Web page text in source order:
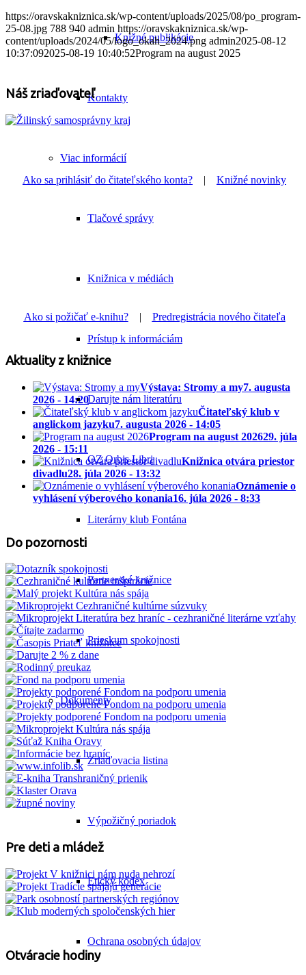
Knižné publikácie
Kontakty
Viac informácií
Tlačové správy
Knižnica v médiách
Prístup k informáciám
Darujte nám literatúru
OZ Orbis Libri
Literárny klub Fontána
Partnerské knižnice
Prieskum spokojnosti
Dokumenty
Zriaďovacia listina
Výpožičný poriadok
Etický kódex
Ochrana osobných údajov
https://oravskakniznica.sk/wp-content/uploads/2025/08/po_program-
25-08.jpg 788 940 admin https://oravskakniznica.sk/wp-
content/uploads/2024/05/logo_okah_2024.png admin2025-08-12
10:37:092025-08-19 10:40:52Program na august 2025
Náš zriaďovateľ
Ako sa prihlásiť do čitateľského konta? | Knižné novinky
Ako si požičať e-knihu?| Predregistrácia nového čitateľa
Aktuality z knižnice
Výstava: Stromy a my7. augusta
2026 - 14:20
Čitateľský klub v
anglickom jazyku7. augusta 2026 - 14:05
Program na august 202629. júla
2026 - 15:11
Knižnica otvára priestor
divadlu28. júla 2026 - 13:32
Oznámenie o
vyhlásení výberového konania16. júla 2026 - 8:33
Do pozornosti
Pre deti a mládež
Otváracie hodiny